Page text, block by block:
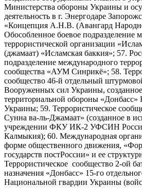
Министерства обороны Украины и
деятельность в г. Энергодаре
«Концепция А.Н.В. (Авангард
Обособленное боевое подразделение
террористической организации
(джамаат) «Исламская баккия»; 57.
подразделение международного
сообщества «АУМ Синрикё»; 58.
сообщество 46-й отдельный
Вооруженных сил Украины, созданное
территориальной обороны
Украины; 59. Террористическое
Сунна ва-ль-Джамаат» (созданное в
учреждении ФКУ ИК-2 УФСИН
Калмыкия); 60. Международная
форме общественного движения,
государств постРоссии» и ее
Террористическое сообщество 2-ой
назначения «Донбасс» 15-го
Национальной гвардии Украины